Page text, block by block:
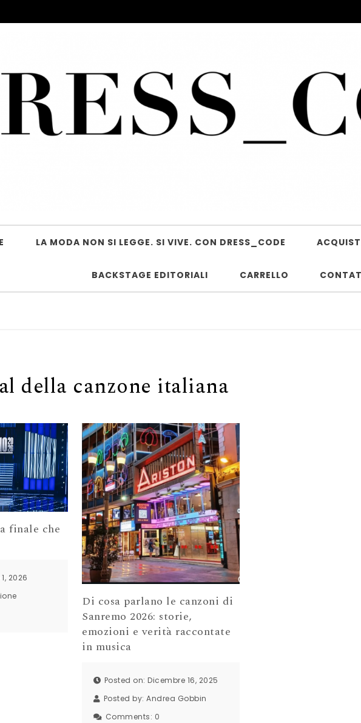
LA MODA NON SI LEGGE. SI VIVE. CON DRESS_CODE
BACKSTAGE EDITORIALI CARRELLO
della canzone italiana
finale che
2026
Di cosa parlano le canzoni di
Sanremo 2026: storie,
emozioni e verità raccontate
in musica
Posted on: Dicembre 16, 2025
Posted by:Andrea Gobbin
Comments: 0